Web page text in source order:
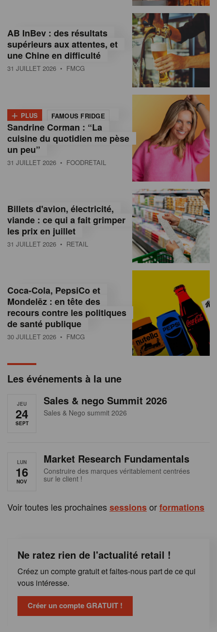
n
o
m
a
s
s
u
e
e
a
AB InBev : des résultats
supérieurs aux attentes, et
une Chine en difficulté
31 JUILLET 2026 • FMCG
+ PLUS FAMOUS FRIDGE
Sandrine Corman : “La
cuisine du quotidien me pèse
un peu”
31 JUILLET 2026 • FOODRETAIL
Billets d'avion, électricité,
viande : ce qui a fait grimper
les prix en juillet
31 JUILLET 2026 • RETAIL
Coca-Cola, PepsiCo et
Mondelēz : en tête des
recours contre les politiques
de santé publique
30 JUILLET 2026 • FMCG
Les événements à la une
JEU
24
SEPT
Sales & nego Summit 2026
Sales & Nego summit 2026
LUN
16
NOV
Market Research Fundamentals
Construire des marques véritablement centrées
sur le client !
Voir toutes les prochaines sessionsorformations
Ne ratez rien de l'actualité retail !
Créez un compte gratuit et faites-nous part de ce qui
vous intéresse.
Créer un compte GRATUIT !